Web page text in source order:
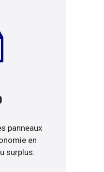
panneaux
en
surplus.